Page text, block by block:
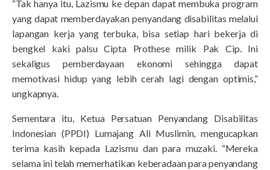
“Tak hanya itu, Lazismu ke depan dapat membuka program
yang dapat memberdayakan penyandang disabilitas melalui
lapangan kerja yang terbuka, bisa setiap hari bekerja di
bengkel kaki palsu Cipta Prothese milik Pak Cip. Ini
sekaligus pemberdayaan ekonomi sehingga dapat
memotivasi hidup yang lebih cerah lagi dengan optimis,”
ungkapnya.
Sementara itu, Ketua Persatuan Penyandang Disabilitas
Indonesian (PPDI) Lumajang Ali Muslimin, mengucapkan
terima kasih kepada Lazismu dan para muzaki. “Mereka
selama ini telah memerhatikan keberadaan para penyandang